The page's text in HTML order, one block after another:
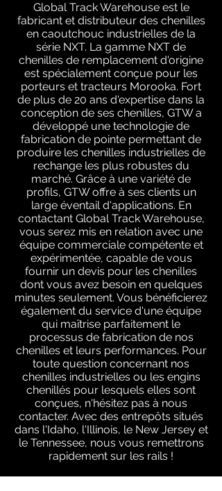
Global Track Warehouse est le
fabricant et distributeur des chenilles
en caoutchouc industrielles de la
série NXT. La gamme NXT de
chenilles de remplacement d'origine
est spécialement conçue pour les
porteurs et tracteurs Morooka. Fort
de plus de 20 ans d'expertise dans la
conception de ses chenilles, GTW a
développé une technologie de
fabrication de pointe permettant de
produire les chenilles industrielles de
rechange les plus robustes du
marché. Grâce à une variété de
profils, GTW offre à ses clients un
large éventail d'applications. En
contactant Global Track Warehouse,
vous serez mis en relation avec une
équipe commerciale compétente et
expérimentée, capable de vous
fournir un devis pour les chenilles
dont vous avez besoin en quelques
minutes seulement. Vous bénéficierez
également du service d'une équipe
qui maîtrise parfaitement le
processus de fabrication de nos
chenilles et leurs performances. Pour
toute question concernant nos
chenilles industrielles ou les engins
chenillés pour lesquels elles sont
conçues, n'hésitez pas à nous
contacter. Avec des entrepôts situés
dans l'Idaho, l'Illinois, le New Jersey et
le Tennessee, nous vous remettrons
rapidement sur les rails !